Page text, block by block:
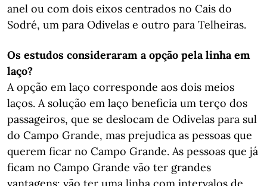
anel ou com dois eixos centrados no Cais do
Sodré, um para Odivelas e outro para Telheiras.
Os estudos consideraram a opção pela linha em
laço?
A opção em laço corresponde aos dois meios
laços. A solução em laço beneficia um terço dos
passageiros, que se deslocam de Odivelas para sul
do Campo Grande, mas prejudica as pessoas que
querem ficar no Campo Grande. As pessoas que já
ficam no Campo Grande vão ter grandes